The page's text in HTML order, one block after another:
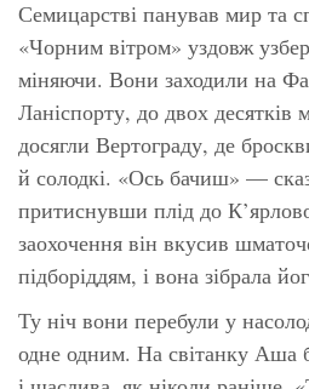
Семицарстві панував мир та
«Чорним вітром» уздовж
міняючи. Вони заходили на
Ланіспорту, до двох десятків
досягли Вертограду, де
й солодкі. «Ось бачиш» —
притиснувши плід до
заохочення він вкусив
підборіддям, і вона зібрала
Ту ніч вони перебули у
одне одним. На світанку Аша